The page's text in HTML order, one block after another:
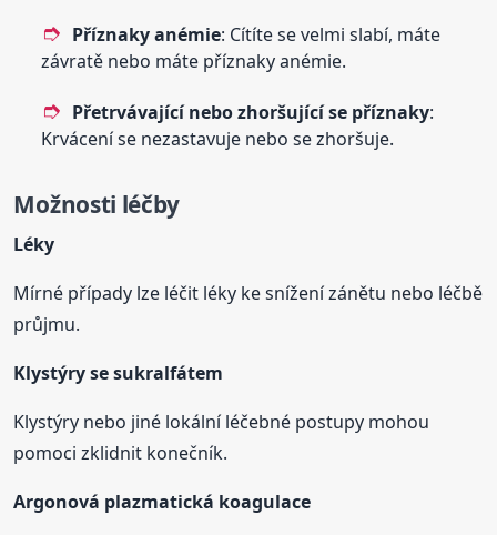
Příznaky anémie: Cítíte se velmi slabí, máte
závratě nebo máte příznaky anémie.
Přetrvávající nebo zhoršující se příznaky:
Krvácení se nezastavuje nebo se zhoršuje.
Možnosti léčby
Léky
Mírné případy lze léčit léky ke snížení zánětu nebo léčbě
průjmu.
Klystýry se sukralfátem
Klystýry nebo jiné lokální léčebné postupy mohou
pomoci zklidnit konečník.
Argonová plazmatická koagulace